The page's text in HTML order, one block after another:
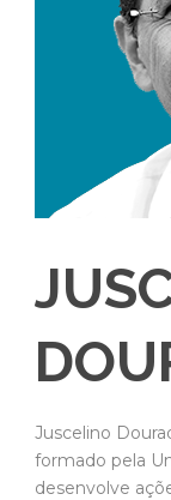
Juscelino
formado pela
desenvolve